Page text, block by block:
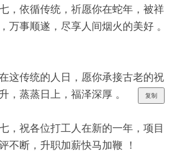
，依循传统，祈愿你在蛇年，被祥
万事顺遂，尽享人间烟火的美好 。
这传统的人日，愿你承接古老的祝
，蒸蒸日上，福泽深厚 。
复制
，祝各位打工人在新的一年，项目
不断，升职加薪快马加鞭 ！